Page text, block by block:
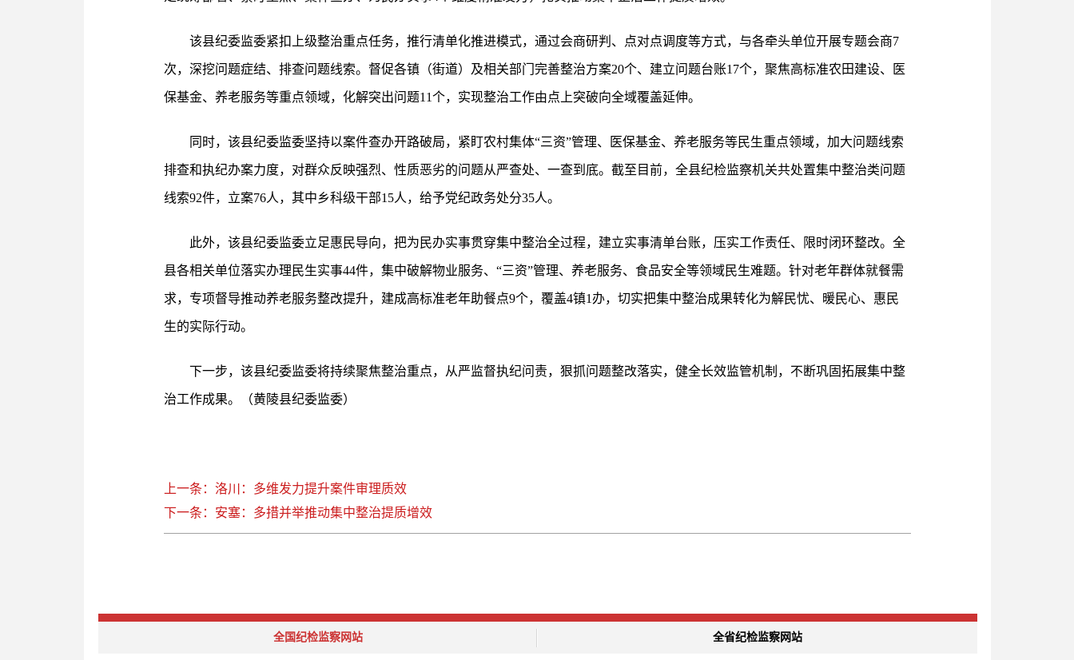
该县纪委监委紧扣上级整治重点任务，推行清单化推进模式，通过会商研判、点对点调度等方式，与各牵头单位开展专题会商7
次，深挖问题症结、排查问题线索。督促各镇（街道）及相关部门完善整治方案20个、建立问题台账17个，聚焦高标准农田建设、医
保基金、养老服务等重点领域，化解突出问题11个，实现整治工作由点上突破向全域覆盖延伸。
同时，该县纪委监委坚持以案件查办开路破局，紧盯农村集体“三资”管理、医保基金、养老服务等民生重点领域，加大问题线索
排查和执纪办案力度，对群众反映强烈、性质恶劣的问题从严查处、一查到底。截至目前，全县纪检监察机关共处置集中整治类问题
线索92件，立案76人，其中乡科级干部15人，给予党纪政务处分35人。
此外，该县纪委监委立足惠民导向，把为民办实事贯穿集中整治全过程，建立实事清单台账，压实工作责任、限时闭环整改。全
县各相关单位落实办理民生实事44件，集中破解物业服务、“三资”管理、养老服务、食品安全等领域民生难题。针对老年群体就餐需
求，专项督导推动养老服务整改提升，建成高标准老年助餐点9个，覆盖4镇1办，切实把集中整治成果转化为解民忧、暖民心、惠民
生的实际行动。
下一步，该县纪委监委将持续聚焦整治重点，从严监督执纪问责，狠抓问题整改落实，健全长效监管机制，不断巩固拓展集中整
治工作成果。（黄陵县纪委监委）
上一条：洛川：多维发力提升案件审理质效
下一条：安塞：多措并举推动集中整治提质增效
全国纪检监察网站 全省纪检监察网站